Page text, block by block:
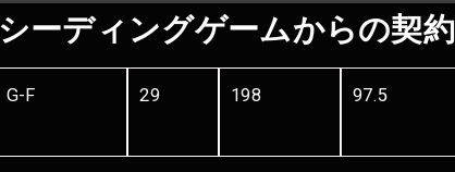
シーディングゲームからの契約
G-F 29 198 97.5